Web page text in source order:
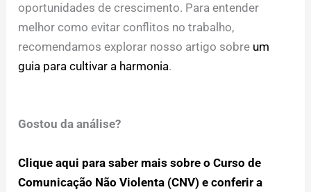
oportunidades de crescimento. Para entender
melhor como evitar conflitos no trabalho,
recomendamos explorar nosso artigo sobre um
guia para cultivar a harmonia.
Gostou da análise?
Clique aqui para saber mais sobre o Curso de
Comunicação Não Violenta (CNV) e conferir a